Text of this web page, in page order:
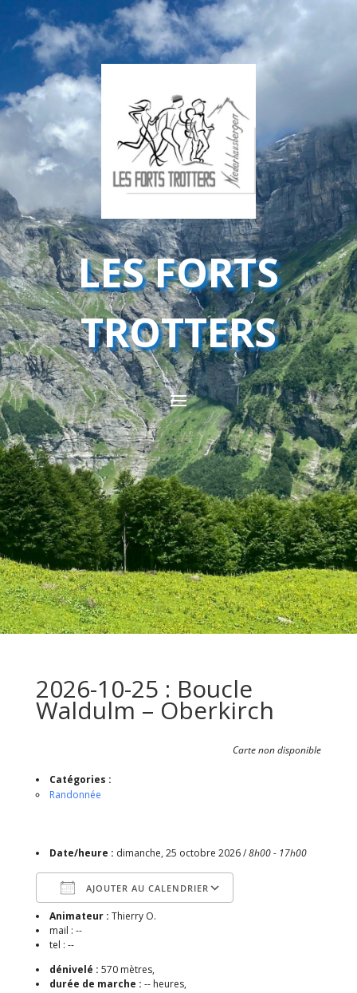
LES FORTS
TROTTERS
2026-10-25 : Boucle
Waldulm – Oberkirch
Carte non disponible
Catégories :
Randonnée
Date/heure : dimanche, 25 octobre 2026 /8h00 - 17h00
AJOUTER AU CALENDRIER
Télécharger ICS
Animateur : Thierry O.
mail : --
tel : --
dénivelé : 570 mètres,
durée de marche : -- heures,